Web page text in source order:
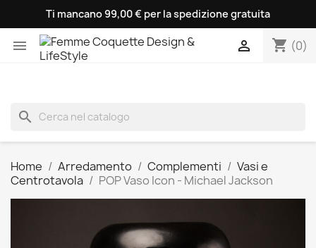
Ti mancano 99,00 € per la spedizione gratuita
 shopping_cart (0)

search
Home Arredamento Complementi
Vasi e
Centrotavola
POP Vaso Icon - Michael Jackson